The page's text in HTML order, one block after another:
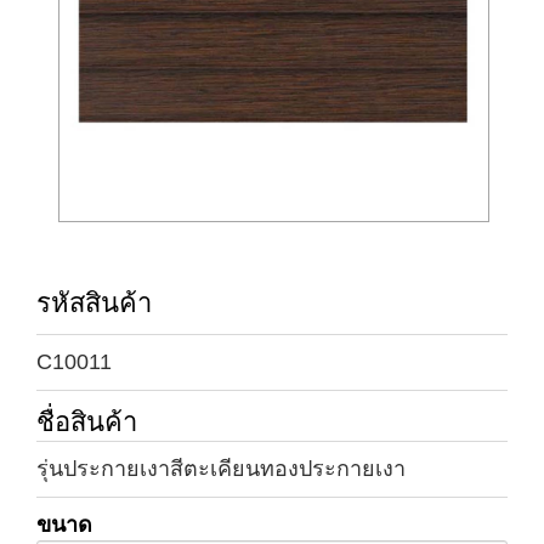
รหัสสินค้า
C10011
ชื่อสินค้า
รุ่นประกายเงาสีตะเคียนทองประกายเงา
ขนาด